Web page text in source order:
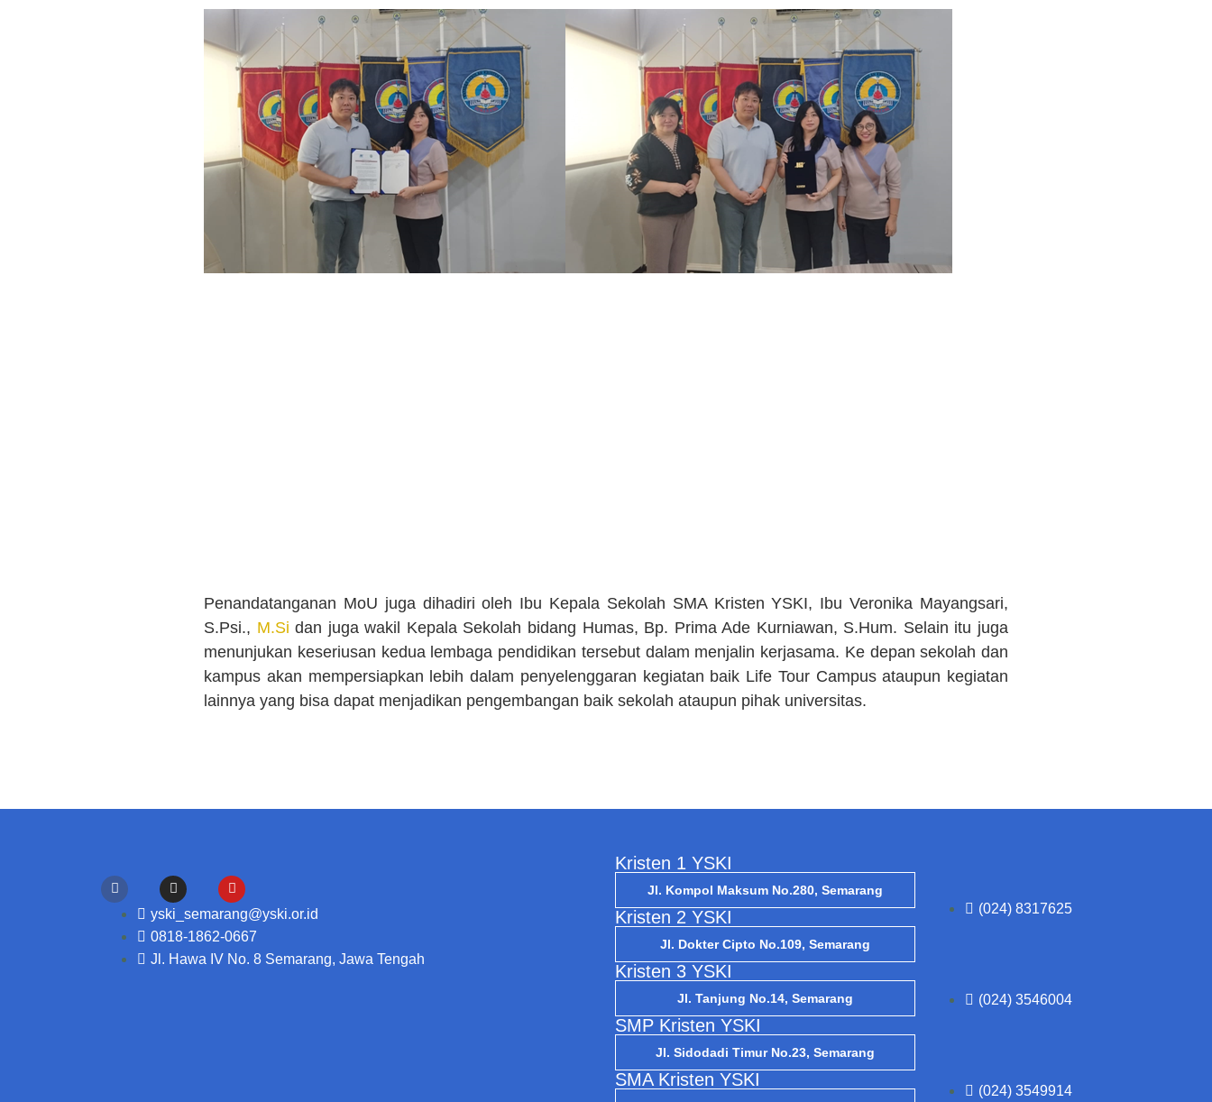
Penandatanganan MoU juga dihadiri oleh Ibu Kepala Sekolah SMA Kristen YSKI, Ibu Veronika Mayangsari,
S.Psi., M.Si dan juga wakil Kepala Sekolah bidang Humas, Bp. Prima Ade Kurniawan, S.Hum. Selain itu juga
menunjukan keseriusan kedua lembaga pendidikan tersebut dalam menjalin kerjasama. Ke depan sekolah dan
kampus akan mempersiapkan lebih dalam penyelenggaran kegiatan baik Life Tour Campus ataupun kegiatan
lainnya yang bisa dapat menjadikan pengembangan baik sekolah ataupun pihak universitas.
yski_semarang@yski.or.id
0818-1862-0667
Jl. Hawa IV No. 8 Semarang, Jawa Tengah
Kristen 1 YSKI
Jl. Kompol Maksum No.280, Semarang
(024) 8317625
Kristen 2 YSKI
Jl. Dokter Cipto No.109, Semarang
(024) 3546004
Kristen 3 YSKI
Jl. Tanjung No.14, Semarang
(024) 3549914
SMP Kristen YSKI
Jl. Sidodadi Timur No.23, Semarang
SMA Kristen YSKI